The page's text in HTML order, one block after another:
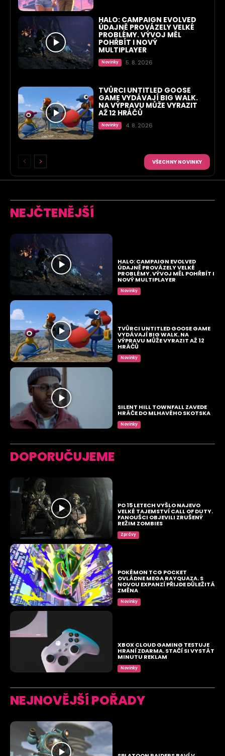
HALO: CAMPAIGN EVOLVED
ÚDAJNĚ PROVÁZELY VELKÉ
PROBLÉMY. VÝVOJ MĚL
POHŘBÍT I NOVÝ
MULTIPLAYER
Novinky 5. 8. 2026
TVŮRCI UNTITLED GOOSE
GAME VYDÁVAJÍ BIG WALK.
NA VÝPRAVU MŮŽE VYRAZIT
AŽ 12 HRÁČŮ
Novinky 4. 8. 2026
VŠECHNY NOVINKY
NEJČTENĚJŠÍ
HALO: CAMPAIGN EVOLVED
ÚDAJNĚ PROVÁZELY VELKÉ
PROBLÉMY. VÝVOJ MĚL POHŘBÍT I
NOVÝ MULTIPLAYER
Novinky
TVŮRCI UNTITLED GOOSE GAME
VYDÁVAJÍ BIG WALK. NA
VÝPRAVU MŮŽE VYRAZIT AŽ 12
HRÁČŮ
Novinky
SILENT HILL TOWNFALL ZAVEDE
HRÁČE DO MLHAVÉHO SKOTSKA
Novinky
DOPORUČUJEME
PO 15 LETECH VYŠLO NAJEVO
VELKÉ TAJEMSTVÍ CALL OF DUTY.
FANOUŠCI OBJEVILI ZRUŠENÝ
REŽIM ZOMBIES
Zprávy
POKÉMON TCG POCKET
OVLÁDNE MEGA RAYQUAZA. S
NOVOU EXPANZÍ PŘIJDE DŮLEŽITÁ
ZMĚNA
Novinky
XBOX CLOUD GAMING TESTUJE
HRANÍ ZDARMA. STAČÍ SI VYSTÁT
MINUTU REKLAM
Novinky
NEJNOVĚJŠÍ POŘADY